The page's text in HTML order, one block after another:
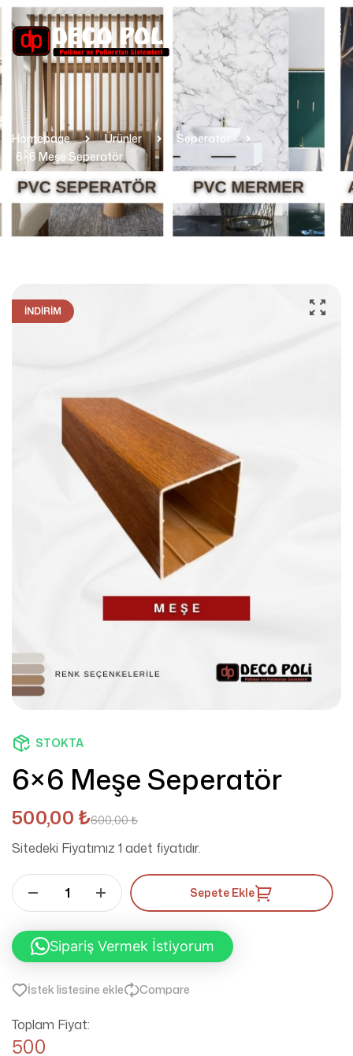
Homepage Ürünler
Seperatör
6×6 Meşe Seperatör
İNDIRIM
STOKTA
6×6 Meşe Seperatör
600,00₺
500,00 ₺
Sitedeki Fiyatımız 1 adet fiyatıdır.
Sepete Ekle
Sipariş Vermek İstiyorum
İstek listesine ekle Compare
Toplam Fiyat:
500